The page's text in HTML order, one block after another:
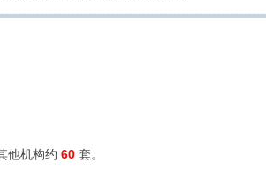
他机构约 60 套。